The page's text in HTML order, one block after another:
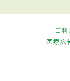
ご
医療広